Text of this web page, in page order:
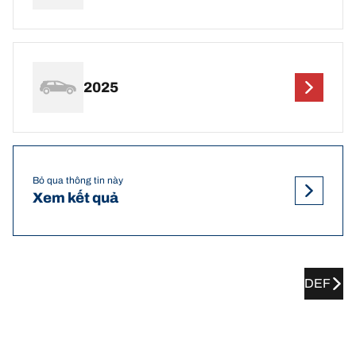
2025
Bỏ qua thông tin này
Xem kết quả
DEF